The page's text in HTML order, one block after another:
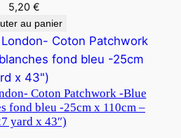
5,20 €
au panier
Coton Patchwork -Blue
fond bleu -25cm x 110cm –
yard x 43″)